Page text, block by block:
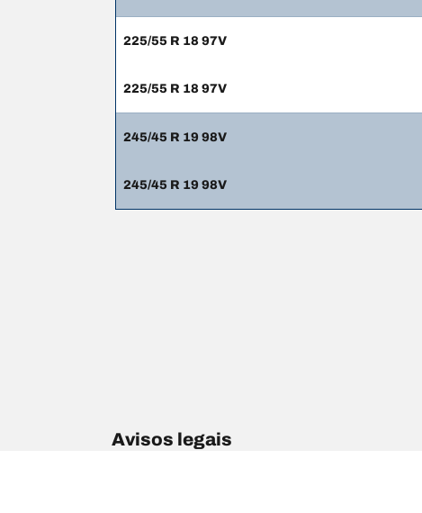
225/55 R 18 97V
225/55 R 18 97V
245/45 R 19 98V
245/45 R 19 98V
Avisos legais